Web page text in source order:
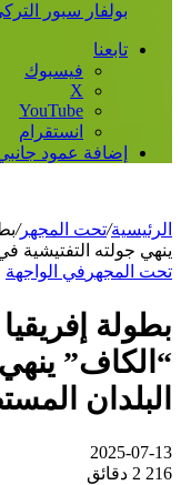
بولفار سبور التركي
تابعنا
فيسبوك
‫X
‫YouTube
انستقرام
إضافة عمود
الرئيسية/تحت المجهر/
ينهي جولته التفتيشية
تحت المجهر في الواجهة
“الكاف”
البلدان
2025-07-13
216 2 دقائق